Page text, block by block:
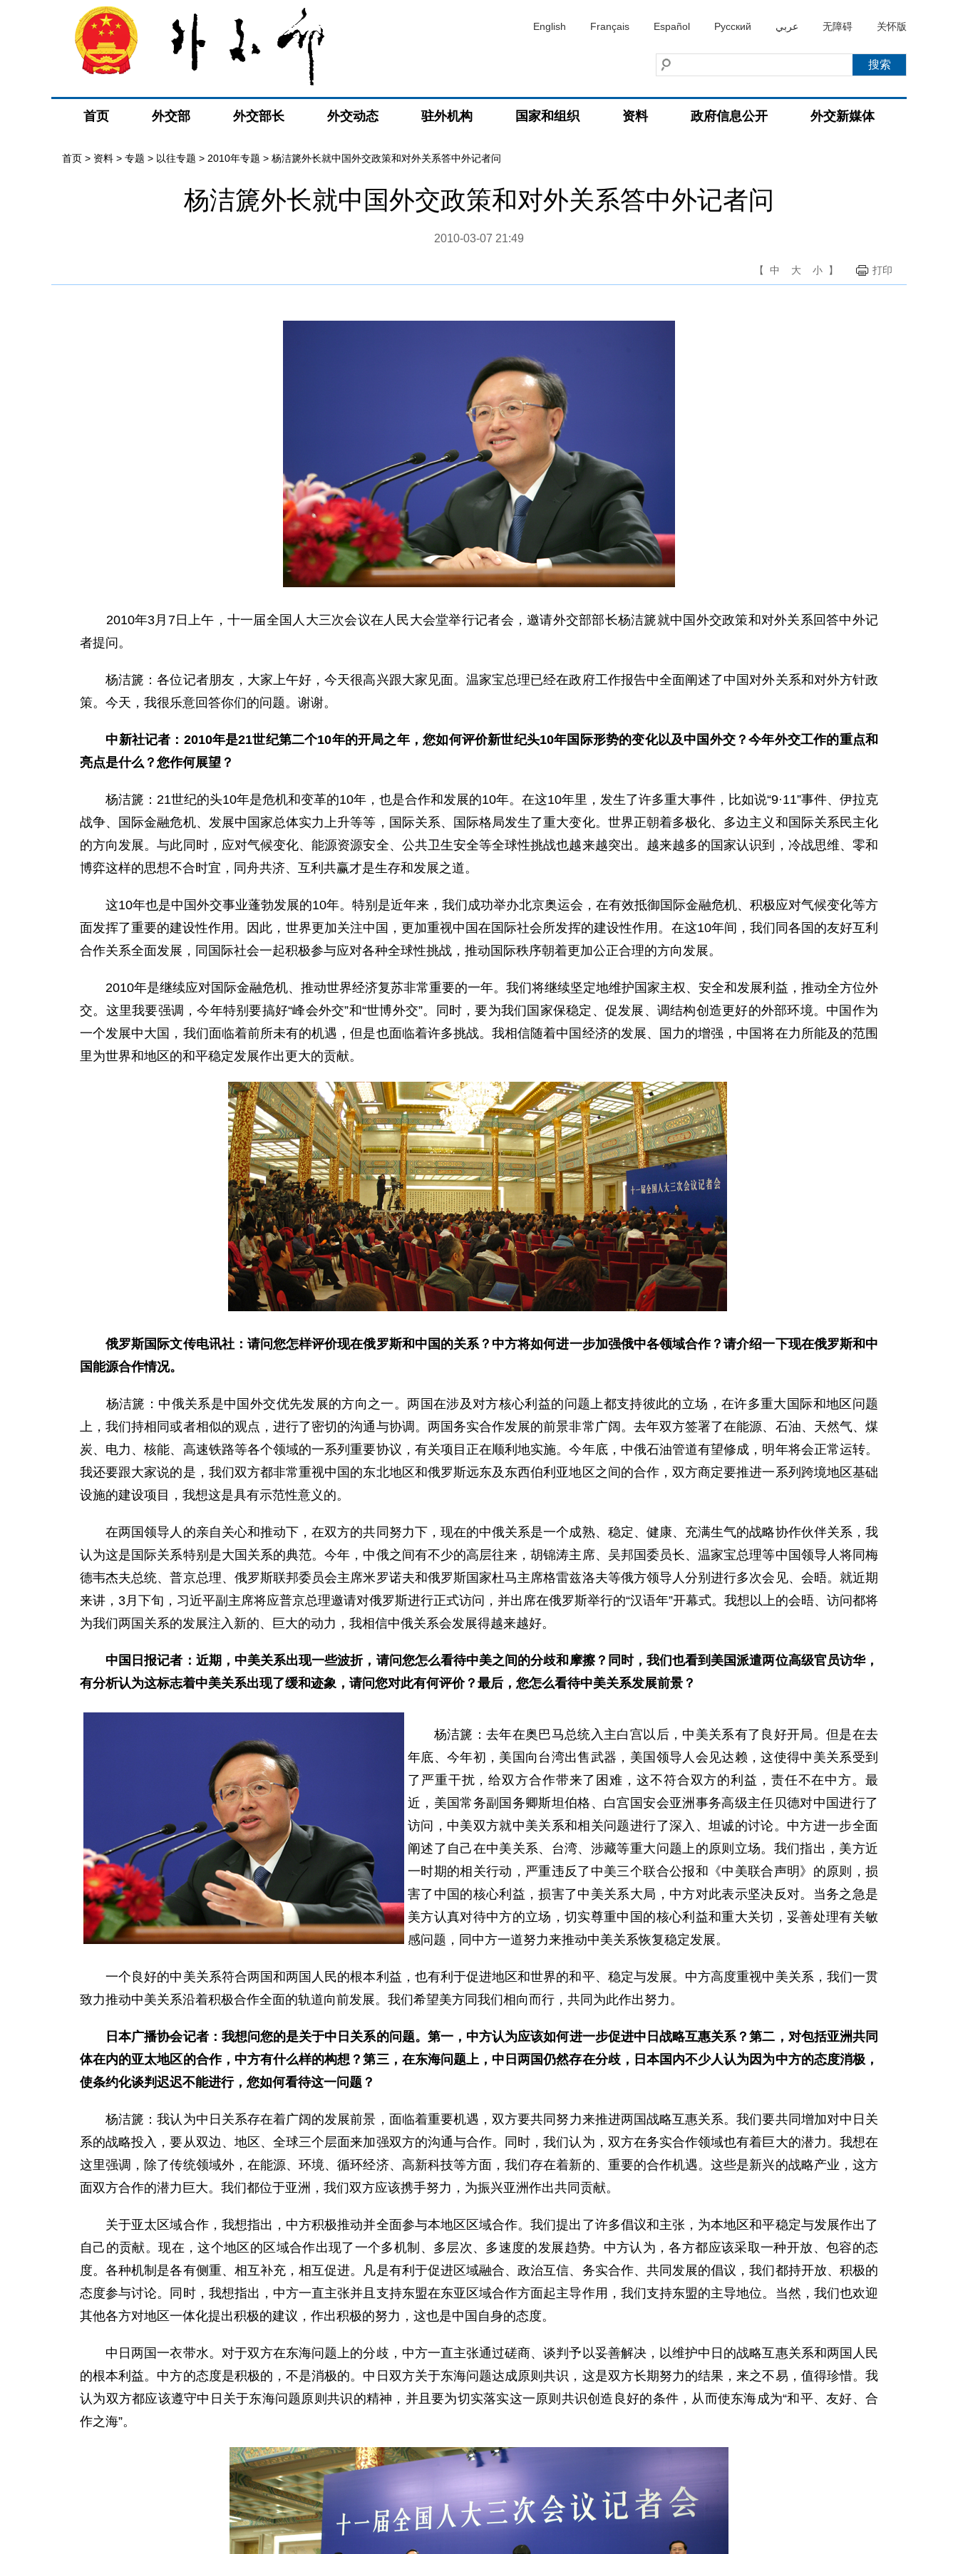
English Français Español Русский عربي 无障碍 关怀版
首页 外交部 外交部长 外交动态 驻外机构 国家和组织 资料 政府信息公开 外交新媒体
首页 > 资料 > 专题 > 以往专题 > 2010年专题 > 杨洁篪外长就中国外交政策和对外关系答中外记者问
杨洁篪外长就中国外交政策和对外关系答中外记者问
2010-03-07 21:49
【 中 大 小 】 打印
2010年3月7日上午，十一届全国人大三次会议在人民大会堂举行记者会，邀请外交部部长杨洁篪就中国外交政策和对外关系回答中外记
者提问。
杨洁篪：各位记者朋友，大家上午好，今天很高兴跟大家见面。温家宝总理已经在政府工作报告中全面阐述了中国对外关系和对外方针政
策。今天，我很乐意回答你们的问题。谢谢。
中新社记者：2010年是21世纪第二个10年的开局之年，您如何评价新世纪头10年国际形势的变化以及中国外交？今年外交工作的重点和
亮点是什么？您作何展望？
杨洁篪：21世纪的头10年是危机和变革的10年，也是合作和发展的10年。在这10年里，发生了许多重大事件，比如说“9·11”事件、伊拉克
战争、国际金融危机、发展中国家总体实力上升等等，国际关系、国际格局发生了重大变化。世界正朝着多极化、多边主义和国际关系民主化
的方向发展。与此同时，应对气候变化、能源资源安全、公共卫生安全等全球性挑战也越来越突出。越来越多的国家认识到，冷战思维、零和
博弈这样的思想不合时宜，同舟共济、互利共赢才是生存和发展之道。
这10年也是中国外交事业蓬勃发展的10年。特别是近年来，我们成功举办北京奥运会，在有效抵御国际金融危机、积极应对气候变化等方
面发挥了重要的建设性作用。因此，世界更加关注中国，更加重视中国在国际社会所发挥的建设性作用。在这10年间，我们同各国的友好互利
合作关系全面发展，同国际社会一起积极参与应对各种全球性挑战，推动国际秩序朝着更加公正合理的方向发展。
2010年是继续应对国际金融危机、推动世界经济复苏非常重要的一年。我们将继续坚定地维护国家主权、安全和发展利益，推动全方位外
交。这里我要强调，今年特别要搞好“峰会外交”和“世博外交”。同时，要为我们国家保稳定、促发展、调结构创造更好的外部环境。中国作为
一个发展中大国，我们面临着前所未有的机遇，但是也面临着许多挑战。我相信随着中国经济的发展、国力的增强，中国将在力所能及的范围
里为世界和地区的和平稳定发展作出更大的贡献。
俄罗斯国际文传电讯社：请问您怎样评价现在俄罗斯和中国的关系？中方将如何进一步加强俄中各领域合作？请介绍一下现在俄罗斯和中
国能源合作情况。
杨洁篪：中俄关系是中国外交优先发展的方向之一。两国在涉及对方核心利益的问题上都支持彼此的立场，在许多重大国际和地区问题
上，我们持相同或者相似的观点，进行了密切的沟通与协调。两国务实合作发展的前景非常广阔。去年双方签署了在能源、石油、天然气、煤
炭、电力、核能、高速铁路等各个领域的一系列重要协议，有关项目正在顺利地实施。今年底，中俄石油管道有望修成，明年将会正常运转。
我还要跟大家说的是，我们双方都非常重视中国的东北地区和俄罗斯远东及东西伯利亚地区之间的合作，双方商定要推进一系列跨境地区基础
设施的建设项目，我想这是具有示范性意义的。
在两国领导人的亲自关心和推动下，在双方的共同努力下，现在的中俄关系是一个成熟、稳定、健康、充满生气的战略协作伙伴关系，我
认为这是国际关系特别是大国关系的典范。今年，中俄之间有不少的高层往来，胡锦涛主席、吴邦国委员长、温家宝总理等中国领导人将同梅
德韦杰夫总统、普京总理、俄罗斯联邦委员会主席米罗诺夫和俄罗斯国家杜马主席格雷兹洛夫等俄方领导人分别进行多次会见、会晤。就近期
来讲，3月下旬，习近平副主席将应普京总理邀请对俄罗斯进行正式访问，并出席在俄罗斯举行的“汉语年”开幕式。我想以上的会晤、访问都将
为我们两国关系的发展注入新的、巨大的动力，我相信中俄关系会发展得越来越好。
中国日报记者：近期，中美关系出现一些波折，请问您怎么看待中美之间的分歧和摩擦？同时，我们也看到美国派遣两位高级官员访华，
有分析认为这标志着中美关系出现了缓和迹象，请问您对此有何评价？最后，您怎么看待中美关系发展前景？
杨洁篪：去年在奥巴马总统入主白宫以后，中美关系有了良好开局。但是在去
年底、今年初，美国向台湾出售武器，美国领导人会见达赖，这使得中美关系受到
了严重干扰，给双方合作带来了困难，这不符合双方的利益，责任不在中方。最
近，美国常务副国务卿斯坦伯格、白宫国安会亚洲事务高级主任贝德对中国进行了
访问，中美双方就中美关系和相关问题进行了深入、坦诚的讨论。中方进一步全面
阐述了自己在中美关系、台湾、涉藏等重大问题上的原则立场。我们指出，美方近
一时期的相关行动，严重违反了中美三个联合公报和《中美联合声明》的原则，损
害了中国的核心利益，损害了中美关系大局，中方对此表示坚决反对。当务之急是
美方认真对待中方的立场，切实尊重中国的核心利益和重大关切，妥善处理有关敏
感问题，同中方一道努力来推动中美关系恢复稳定发展。
一个良好的中美关系符合两国和两国人民的根本利益，也有利于促进地区和世界的和平、稳定与发展。中方高度重视中美关系，我们一贯
致力推动中美关系沿着积极合作全面的轨道向前发展。我们希望美方同我们相向而行，共同为此作出努力。
日本广播协会记者：我想问您的是关于中日关系的问题。第一，中方认为应该如何进一步促进中日战略互惠关系？第二，对包括亚洲共同
体在内的亚太地区的合作，中方有什么样的构想？第三，在东海问题上，中日两国仍然存在分歧，日本国内不少人认为因为中方的态度消极，
使条约化谈判迟迟不能进行，您如何看待这一问题？
杨洁篪：我认为中日关系存在着广阔的发展前景，面临着重要机遇，双方要共同努力来推进两国战略互惠关系。我们要共同增加对中日关
系的战略投入，要从双边、地区、全球三个层面来加强双方的沟通与合作。同时，我们认为，双方在务实合作领域也有着巨大的潜力。我想在
这里强调，除了传统领域外，在能源、环境、循环经济、高新科技等方面，我们存在着新的、重要的合作机遇。这些是新兴的战略产业，这方
面双方合作的潜力巨大。我们都位于亚洲，我们双方应该携手努力，为振兴亚洲作出共同贡献。
关于亚太区域合作，我想指出，中方积极推动并全面参与本地区区域合作。我们提出了许多倡议和主张，为本地区和平稳定与发展作出了
自己的贡献。现在，这个地区的区域合作出现了一个多机制、多层次、多速度的发展趋势。中方认为，各方都应该采取一种开放、包容的态
度。各种机制是各有侧重、相互补充，相互促进。凡是有利于促进区域融合、政治互信、务实合作、共同发展的倡议，我们都持开放、积极的
态度参与讨论。同时，我想指出，中方一直主张并且支持东盟在东亚区域合作方面起主导作用，我们支持东盟的主导地位。当然，我们也欢迎
其他各方对地区一体化提出积极的建议，作出积极的努力，这也是中国自身的态度。
中日两国一衣带水。对于双方在东海问题上的分歧，中方一直主张通过磋商、谈判予以妥善解决，以维护中日的战略互惠关系和两国人民
的根本利益。中方的态度是积极的，不是消极的。中日双方关于东海问题达成原则共识，这是双方长期努力的结果，来之不易，值得珍惜。我
认为双方都应该遵守中日关于东海问题原则共识的精神，并且要为切实落实这一原则共识创造良好的条件，从而使东海成为“和平、友好、合
作之海”。